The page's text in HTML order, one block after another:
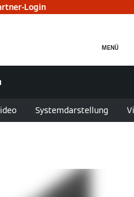
Login
MENÜ
Systemdarstellung